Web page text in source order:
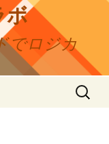
ボ
でロジカ
検
索: